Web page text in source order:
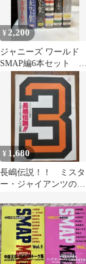
¥ 2,200
ジャニーズ ワールド
SMAP編6本セット 成
田昭次ソロライブ収録
¥ 1,680
長嶋伝説！！ ミスタ
ー・ジャイアンツの記